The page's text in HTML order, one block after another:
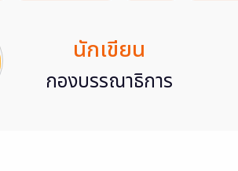
นักเขียน
กองบรรณาธิการ